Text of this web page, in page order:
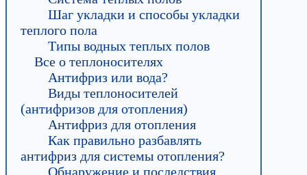
Шаг укладки и способы укладки
теплого пола
Типы водных теплых полов
Все о теплоносителях
Антифриз или вода?
Виды теплоносителей
(антифризов для отопления)
Антифриз для отопления
Как правильно разбавлять
антифриз для системы отопления?
Обнаружение и последствия